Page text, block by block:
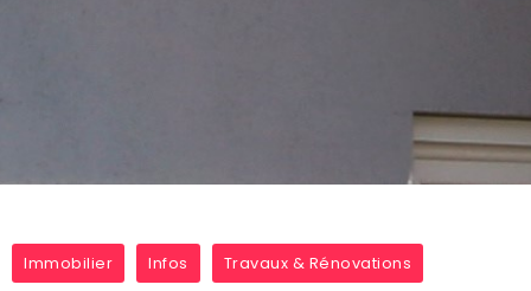
Immobilier Infos Travaux & Rénovations